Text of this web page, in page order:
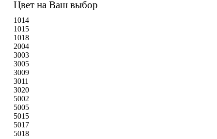
Цвет на Ваш выбор
1014
1015
1018
2004
3003
3005
3009
3011
3020
5002
5005
5015
5017
5018